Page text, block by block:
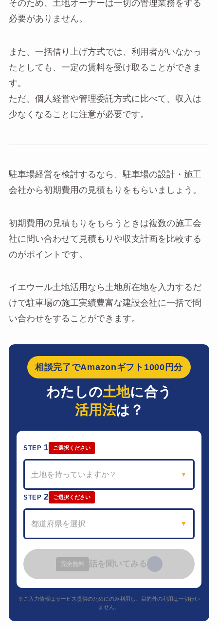
そのため、土地オーナーは一切の管理業務をする
必要がありません。
また、一括借り上げ方式では、利用者がいなかっ
たとしても、一定の賃料を受け取ることができま
す。
ただ、個人経営や管理委託方式に比べて、収入は
少なくなることに注意が必要です。
駐車場経営を検討するなら、駐車場の設計・施工
会社から初期費用の見積もりをもらいましょう。
初期費用の見積もりをもらうときは複数の施工会
社に問い合わせて見積もりや収支計画を比較する
のがポイントです。
イエウール土地活用なら土地所在地を入力するだ
けで駐車場の施工実績豊富な建設会社に一括で問
い合わせをすることができます。
相談完了でAmazonギフト1000円分
わたしの土地に合う
活用法は？
STEP 1 ご選択ください
土地を持っていますか？ ▼
STEP2 ご選択ください
都道府県を選択 ▼
完全無料 話を聞いてみる
※ご入力情報はサービス提供のためにのみ利用し、目的外の利用は一切行い
ません。